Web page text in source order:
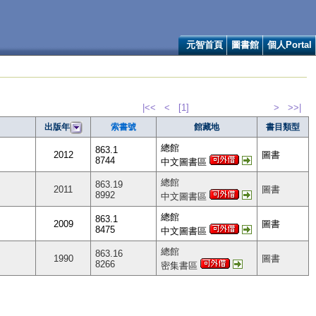
元智首頁 圖書館 個人Portal
|<< < [1] > >>|
出版年 索書號 館藏地 書目類型
2012
863.1
8744
總館
中文圖書區
圖書
2011
863.19
8992
總館
中文圖書區
圖書
2009
863.1
8475
總館
中文圖書區
圖書
1990
863.16
8266
總館
密集書區
圖書